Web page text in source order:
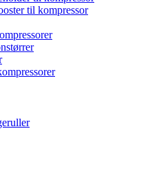
til kompressor